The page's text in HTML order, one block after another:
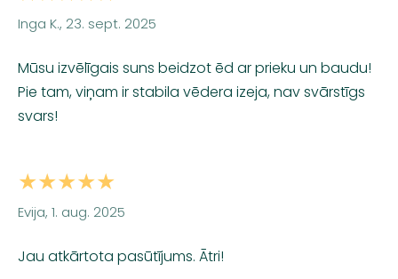
Inga K., 23. sept. 2025
Mūsu izvēlīgais suns beidzot ēd ar prieku un baudu!
Pie tam, viņam ir stabila vēdera izeja, nav svārstīgs
svars!
★★★★★
Evija, 1. aug. 2025
Jau atkārtota pasūtījums. Ātri!